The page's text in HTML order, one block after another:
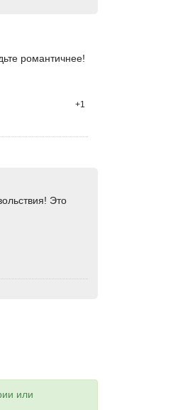
романтичнее!
+1
Это
или